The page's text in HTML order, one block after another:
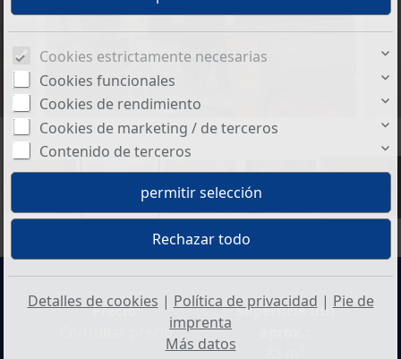
Precio:
Consultar precio
Superficie útil
Cookies estrictamente necesarias
Cookies funcionales
Cookies de rendimiento
Cookies de marketing / de terceros
Contenido de terceros
Detalles de cookies | Política de privacidad | Pie de
imprenta
Más datos